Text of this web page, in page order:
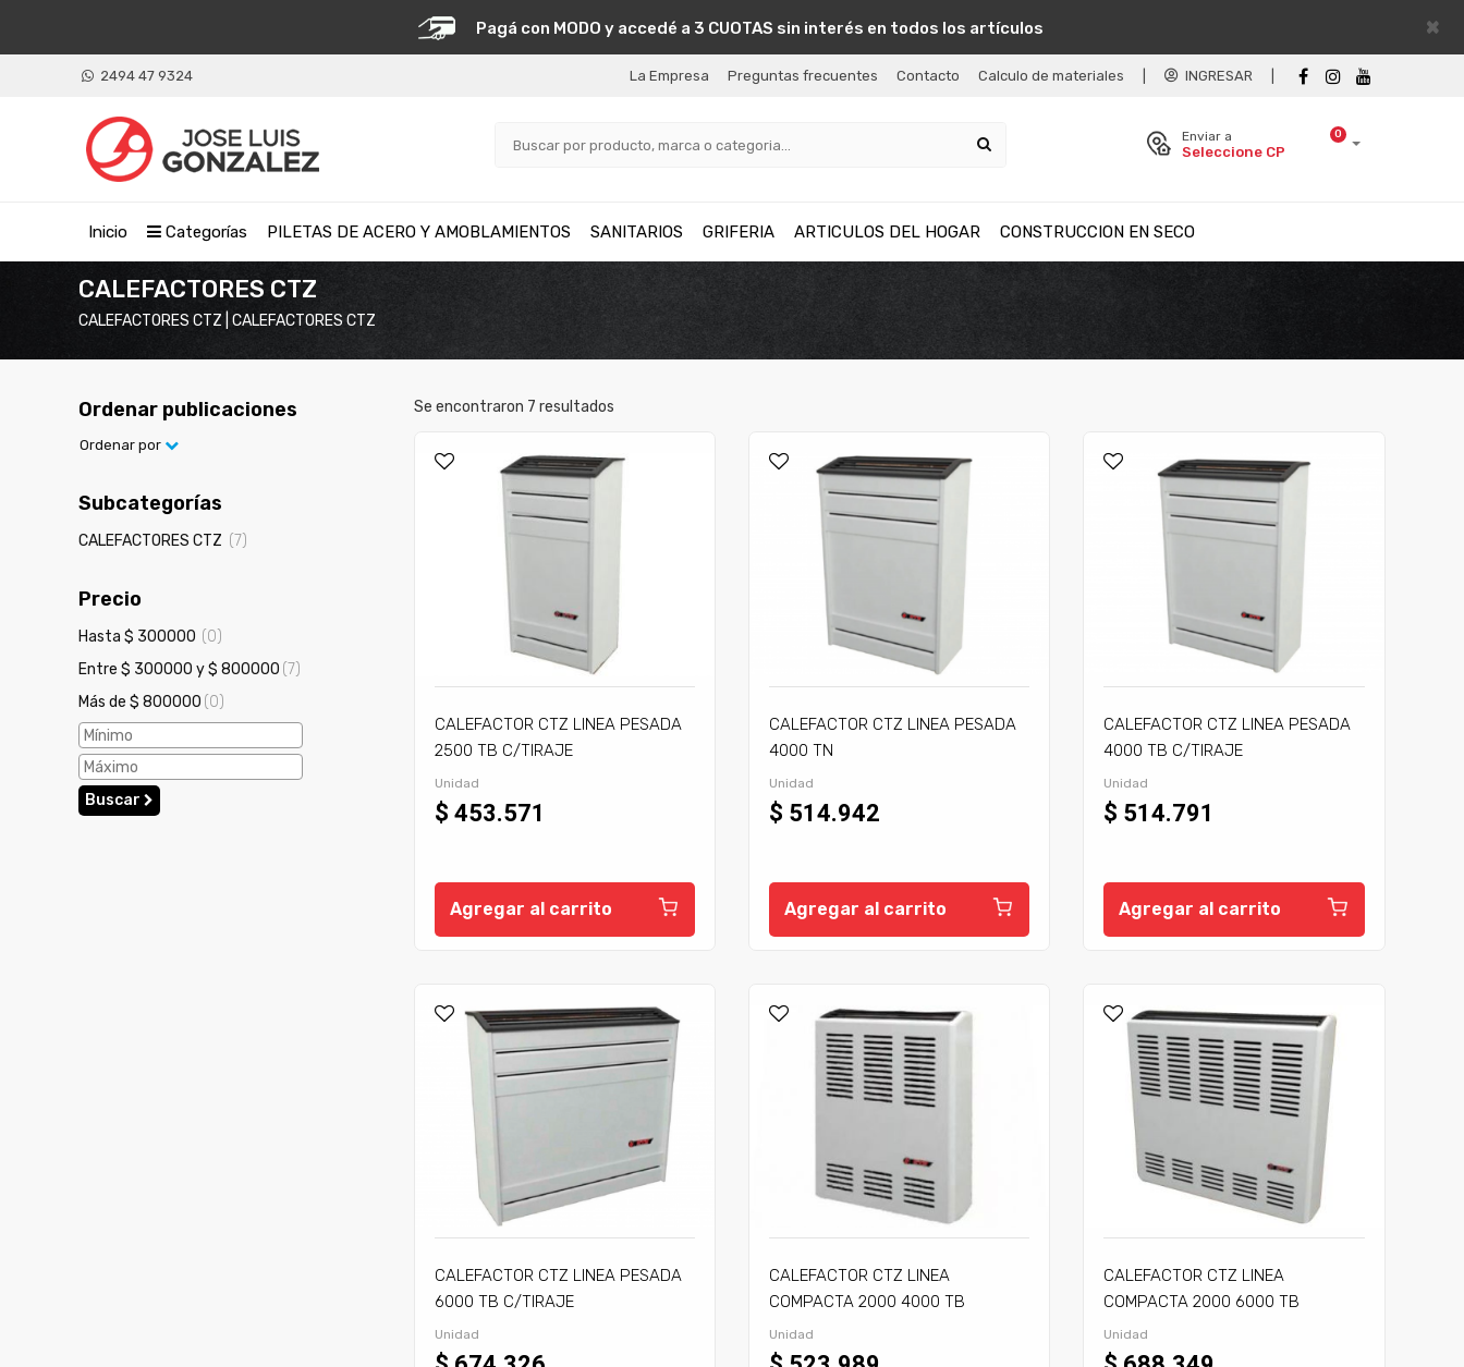
×
Pagá con MODO y accedé a 3 CUOTAS sin interés en todos los artículos
2494 47 9324 La Empresa Preguntas frecuentes Contacto Calculo de materiales INGRESAR
0
Enviar a
Seleccione CP
Inicio Categorías PILETAS DE ACERO Y AMOBLAMIENTOS SANITARIOS GRIFERIA ARTICULOS DEL HOGAR CONSTRUCCION EN SECO
CALEFACTORES CTZ
CALEFACTORES CTZ | CALEFACTORES CTZ
Ordenar publicaciones
Ordenar por
Subcategorías
CALEFACTORES CTZ (7)
Precio
Hasta $ 300000 (0)
Entre $ 300000 y $ 800000 (7)
Más de $ 800000 (0)
Buscar
Se encontraron 7 resultados
CALEFACTOR CTZ LINEA PESADA
2500 TB C/TIRAJE
Unidad
$ 453.571
Agregar al carrito
CALEFACTOR CTZ LINEA PESADA
4000 TN
Unidad
$ 514.942
Agregar al carrito
CALEFACTOR CTZ LINEA PESADA
4000 TB C/TIRAJE
Unidad
$ 514.791
Agregar al carrito
CALEFACTOR CTZ LINEA PESADA
6000 TB C/TIRAJE
Unidad
CALEFACTOR CTZ LINEA
COMPACTA 2000 4000 TB
C/TIRAJE
Unidad
CALEFACTOR CTZ LINEA
COMPACTA 2000 6000 TB
C/TIRAJE
Unidad